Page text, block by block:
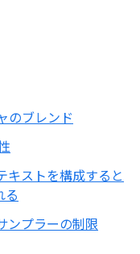
のブレンド
キストを構成すると
る
ンプラーの制限